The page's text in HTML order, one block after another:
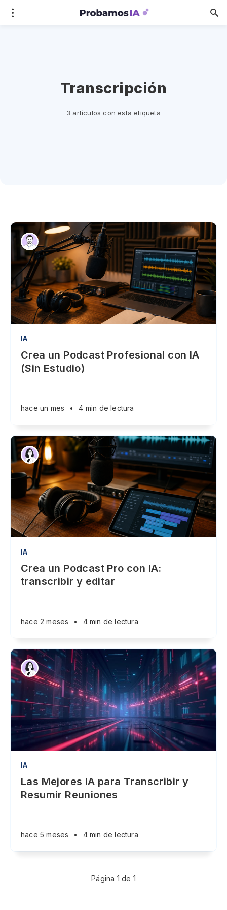
Transcripción
3 artículos con esta etiqueta
IA
Crea un Podcast Profesional con IA
(Sin Estudio)
hace un mes • 4 min de lectura
IA
Crea un Podcast Pro con IA:
transcribir y editar
hace 2 meses • 4 min de lectura
IA
Las Mejores IA para Transcribir y
Resumir Reuniones
hace 5 meses • 4 min de lectura
Página 1 de 1